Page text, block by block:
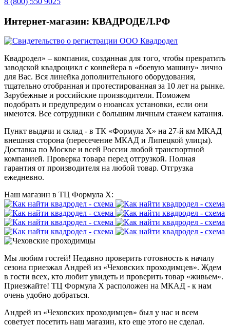
Интернет-магазин: КВАДРОДЕЛ.РФ
Квадродел» – компания, созданная для того, чтобы превратить
заводской квадроцикл с конвейера в «боевую машину» лично
для Вас. Вся линейка дополнительного оборудования,
тщательно отобранная и протестированная за 10 лет на рынке.
Зарубежные и российские производители. Поможем
подобрать и предупредим о нюансах установки, если они
имеются. Все сотрудники с большим личным стажем катания.
Пункт выдачи и склад - в ТК «Формула X» на 27-й км МКАД
внешняя сторона (пересечение МКАД и Липецкой улицы).
Доставка по Москве и всей России любой транспортной
компанией. Проверка товара перед отгрузкой. Полная
гарантия от производителя на любой товар. Отгрузка
ежедневно.
Наш магазин в ТЦ Формула Х:
Мы любим гостей! Недавно проверить готовность к началу
сезона приезжал Андрей из «Чеховских проходимцев». Ждем
в гости всех, кто любит увидеть и проверить товар «живьем».
Приезжайте! ТЦ Формула Х расположен на МКАД - к нам
очень удобно добраться.
Андрей из «Чеховских проходимцев» был у нас и всем
советует посетить наш магазин, кто еще этого не сделал.